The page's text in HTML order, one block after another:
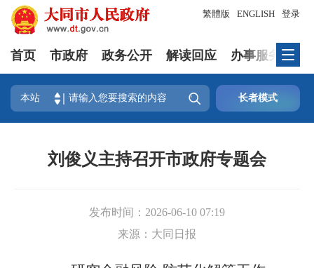
登录
繁體版 ENGLISH
首页 市政府 政务公开 解读回应 办事服务
本站  长者模式
刘俊义主持召开市政府专题会
发布时间： 2026-06-10 07:19
来源： 大同日报